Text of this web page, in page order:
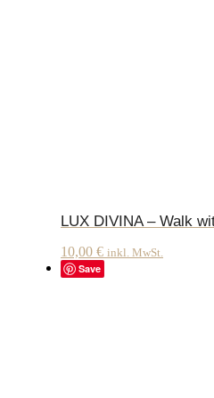
LUX DIVINA – Walk
10,00 € inkl. MwSt.
Save